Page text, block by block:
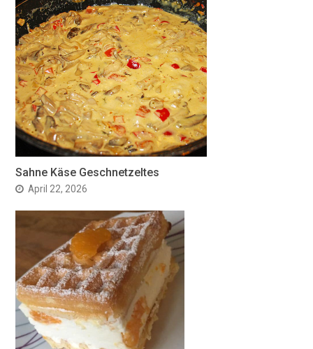
Sahne Käse Geschnetzeltes
April 22, 2026